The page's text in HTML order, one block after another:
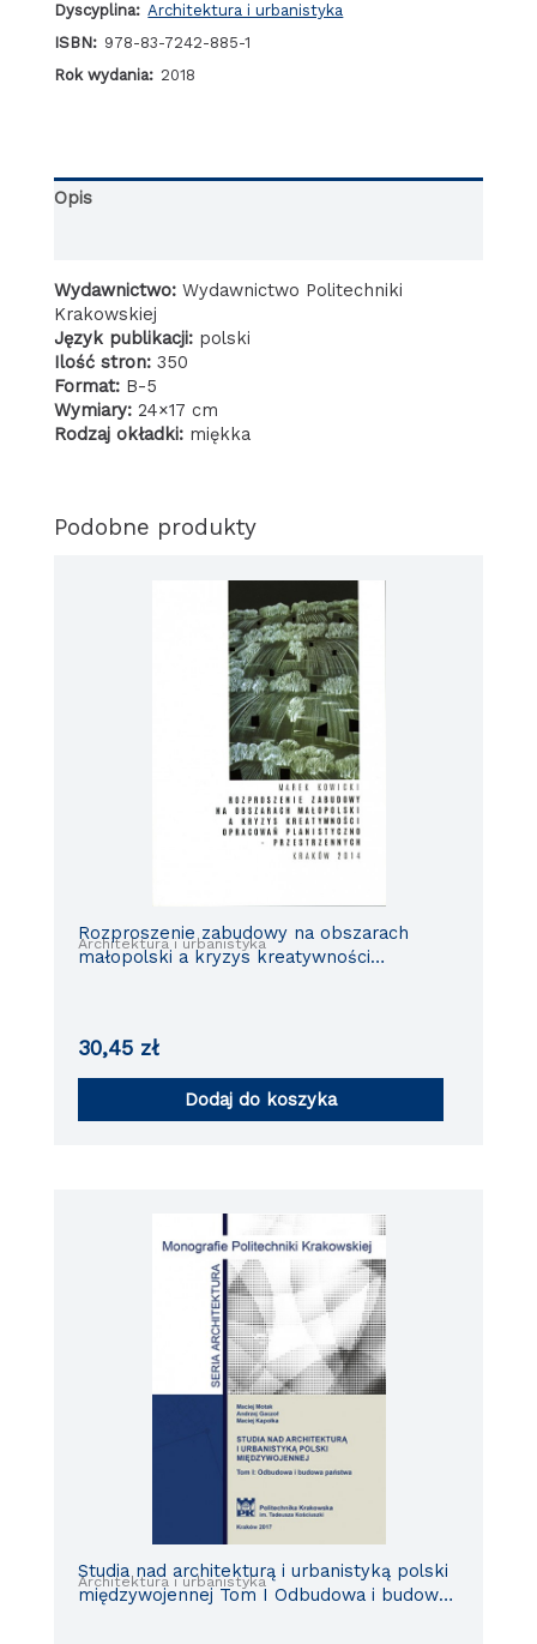
w
Krakowie
Dyscyplina: Architektura i urbanistyka
ISBN: 978-83-7242-885-1
Rok wydania: 2018
Opis
Wydawnictwo: Wydawnictwo Politechniki
Krakowskiej
Język publikacji: polski
Ilość stron: 350
Format: B-5
Wymiary: 24×17 cm
Rodzaj okładki: miękka
Podobne produkty
Architektura i urbanistyka
Rozproszenie zabudowy na obszarach
małopolski a kryzys kreatywności
30,45 zł
Dodaj do koszyka
Architektura i urbanistyka
Studia nad architekturą i urbanistyką polski
międzywojennej Tom I Odbudowa i budowa